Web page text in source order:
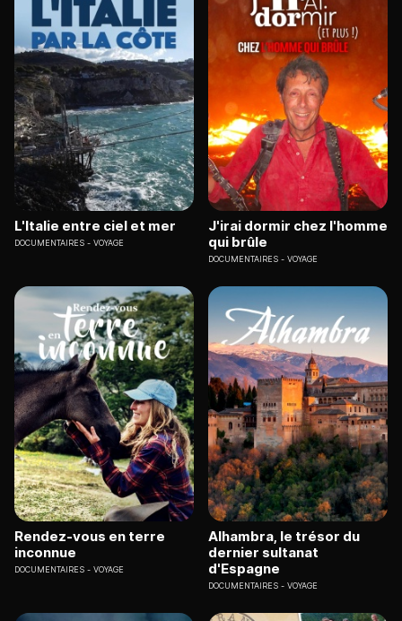
L'Italie entre ciel et mer
DOCUMENTAIRES VOYAGE
J'irai dormir chez l'homme
qui brûle
DOCUMENTAIRES VOYAGE
Rendez-vous en terre
inconnue
DOCUMENTAIRES VOYAGE
Alhambra, le trésor du
dernier sultanat
d'Espagne
DOCUMENTAIRES VOYAGE